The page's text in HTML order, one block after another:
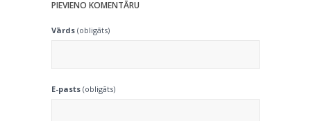
PIEVIENO KOMENTĀRU
Vārds (obligāts)
E-pasts (obligāts)